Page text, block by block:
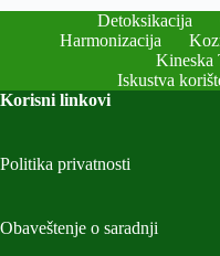
Detoksikacija
Harmonizacija
Kineska
Iskustva
Korisni linkovi
Politika privatnosti
Obaveštenje o saradnji